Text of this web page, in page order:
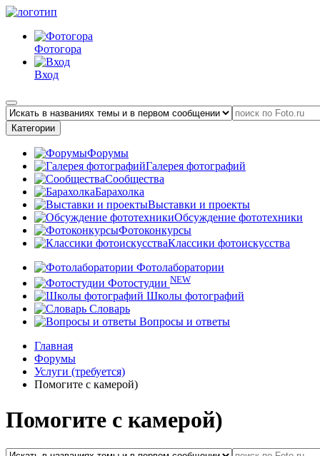
Фотогора
Вход
Категории
Форумы
Галерея фотографий
Сообщества
Барахолка
Выставки и проекты
Обсуждение фототехники
Фотоконкурсы
Классики фотоискусства
Фотолаборатории
Фотостудии NEW
Школы фотографий
Словарь
Вопросы и ответы
Главная
Форумы
Услуги (требуется)
Помогите с камерой)
Помогите с камерой)